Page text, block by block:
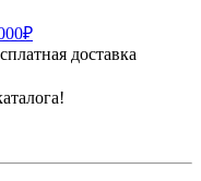
доставка